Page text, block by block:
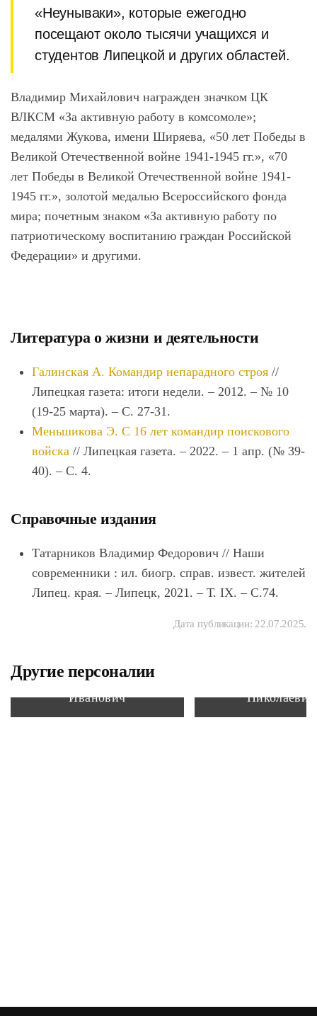
«Неунываки», которые ежегодно
посещают около тысячи учащихся и
студентов Липецкой и других областей.
Владимир Михайлович награжден значком ЦК
ВЛКСМ «За активную работу в комсомоле»;
медалями Жукова, имени Ширяева, «50 лет Победы в
Великой Отечественной войне 1941-1945 гг.», «70
лет Победы в Великой Отечественной войне 1941-
1945 гг.», золотой медалью Всероссийского фонда
мира; почетным знаком «За активную работу по
патриотическому воспитанию граждан Российской
Федерации» и другими.
Литература о жизни и деятельности
Галинская А. Командир непарадного строя //
Липецкая газета: итоги недели. – 2012. – № 10
(19-25 марта). – С. 27-31.
Меньшикова Э. С 16 лет командир поискового
войска // Липецкая газета. ‒ 2022. ‒ 1 апр. (№ 39-
40). ‒ С. 4.
Справочные издания
Татарников Владимир Федорович // Наши
современники : ил. биогр. справ. извест. жителей
Липец. края. – Липецк, 2021. – Т. IX. – С.74.
Дата публикации: 22.07.2025.
Другие персоналии
Алябьев Михаил
Иванович
Николаевич